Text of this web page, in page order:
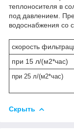
теплоносителя в
под давлением.
водоснабжения со
скорость
при 15 л/(м2*час)
при 25 л/(м2*час)
Скрыть